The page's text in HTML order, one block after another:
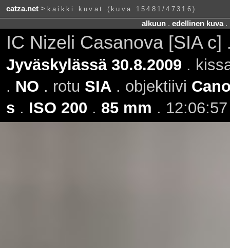
catza.net> kaikki kuvat (kuva 15481/47316)
alkuun. edellinen kuva.
IC Nizeli Casanova [SIA c]
Jyväskylässä 30.8.2009 .
. NO . rotu SIA . objektiivi
s . ISO 200 . 85 mm .